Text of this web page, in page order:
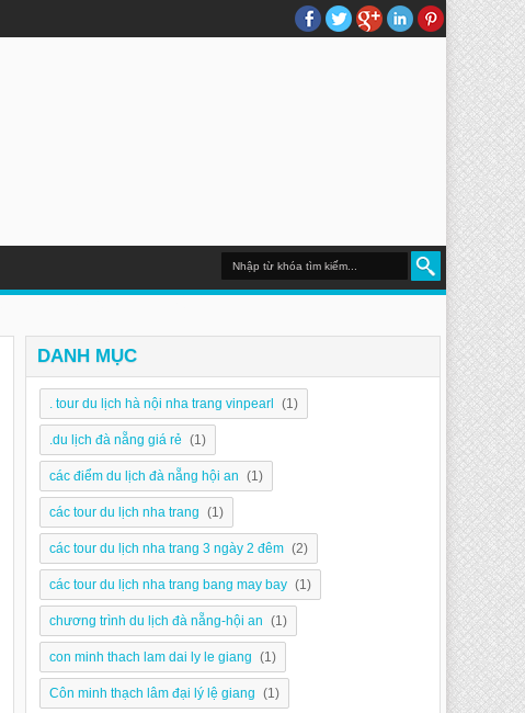
DANH MỤC
. tour du lịch hà nội nha trang vinpearl (1)
.du lịch đà nẵng giá rẻ (1)
các điểm du lịch đà nẵng hội an (1)
các tour du lịch nha trang (1)
các tour du lịch nha trang 3 ngày 2 đêm (2)
các tour du lịch nha trang bang may bay (1)
chương trình du lịch đà nẵng-hội an (1)
con minh thach lam dai ly le giang (1)
Côn minh thạch lâm đại lý lệ giang (1)